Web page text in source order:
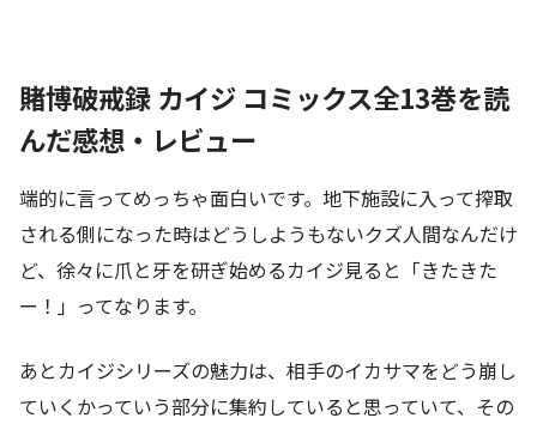
賭博破戒録 カイジ コミックス全13巻を読
んだ感想・レビュー
端的に言ってめっちゃ面白いです。地下施設に入って搾取
される側になった時はどうしようもないクズ人間なんだけ
ど、徐々に爪と牙を研ぎ始めるカイジ見ると「きたきた
ー！」ってなります。
あとカイジシリーズの魅力は、相手のイカサマをどう崩し
ていくかっていう部分に集約していると思っていて、その